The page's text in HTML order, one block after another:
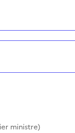
ministre)